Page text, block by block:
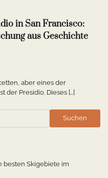
in San Francisco:
aus Geschichte
aber eines der
der Presidio. Dieses […]
Suchen
besten Skigebiete im